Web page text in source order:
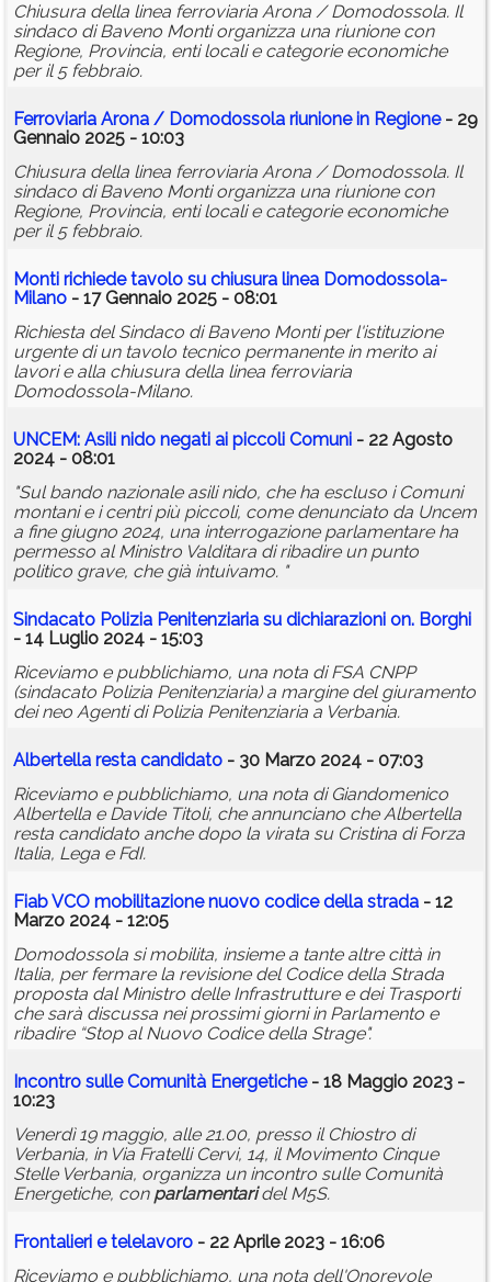
Chiusura della linea ferroviaria Arona / Domodossola. Il
sindaco di Baveno Monti organizza una riunione con
Regione, Provincia, enti locali e categorie economiche
per il 5 febbraio.
Ferroviaria Arona / Domodossola riunione in Regione- 29
Gennaio 2025 - 10:03
Chiusura della linea ferroviaria Arona / Domodossola. Il
sindaco di Baveno Monti organizza una riunione con
Regione, Provincia, enti locali e categorie economiche
per il 5 febbraio.
Monti richiede tavolo su chiusura linea Domodossola-
Milano - 17 Gennaio 2025 - 08:01
Richiesta del Sindaco di Baveno Monti per l'istituzione
urgente di un tavolo tecnico permanente in merito ai
lavori e alla chiusura della linea ferroviaria
Domodossola-Milano.
UNCEM: Asili nido negati ai piccoli Comuni - 22 Agosto
2024 - 08:01
"Sul bando nazionale asili nido, che ha escluso i Comuni
montani e i centri più piccoli, come denunciato da Uncem
a fine giugno 2024, una interrogazione parlamentare ha
permesso al Ministro Valditara di ribadire un punto
politico grave, che già intuivamo. "
Sindacato Polizia Penitenziaria su dichiarazioni on. Borghi
- 14 Luglio 2024 - 15:03
Riceviamo e pubblichiamo, una nota di FSA CNPP
(sindacato Polizia Penitenziaria) a margine del giuramento
dei neo Agenti di Polizia Penitenziaria a Verbania.
Albertella resta candidato - 30 Marzo 2024 - 07:03
Riceviamo e pubblichiamo, una nota di Giandomenico
Albertella e Davide Titoli, che annunciano che Albertella
resta candidato anche dopo la virata su Cristina di Forza
Italia, Lega e FdI.
Fiab VCO mobilitazione nuovo codice della strada - 12
Marzo 2024 - 12:05
Domodossola si mobilita, insieme a tante altre città in
Italia, per fermare la revisione del Codice della Strada
proposta dal Ministro delle Infrastrutture e dei Trasporti
che sarà discussa nei prossimi giorni in Parlamento e
ribadire “Stop al Nuovo Codice della Strage".
Incontro sulle Comunità Energetiche- 18 Maggio 2023 -
10:23
Venerdì 19 maggio, alle 21.00, presso il Chiostro di
Verbania, in Via Fratelli Cervi, 14, il Movimento Cinque
Stelle Verbania, organizza un incontro sulle Comunità
Energetiche, con parlamentaridel M5S.
Frontalieri e telelavoro - 22 Aprile 2023 - 16:06
Riceviamo e pubblichiamo, una nota dell'Onorevole